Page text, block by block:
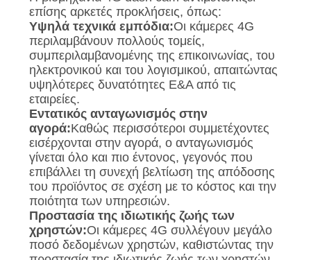
επίσης αρκετές προκλήσεις, όπως:
Υψηλά τεχνικά εμπόδια:Οι κάμερες 4G
περιλαμβάνουν πολλούς τομείς,
συμπεριλαμβανομένης της επικοινωνίας, του
ηλεκτρονικού και του λογισμικού, απαιτώντας
υψηλότερες δυνατότητες Ε&Α από τις
εταιρείες.
Εντατικός ανταγωνισμός στην
αγορά:Καθώς περισσότεροι συμμετέχοντες
εισέρχονται στην αγορά, ο ανταγωνισμός
γίνεται όλο και πιο έντονος, γεγονός που
επιβάλλει τη συνεχή βελτίωση της απόδοσης
του προϊόντος σε σχέση με το κόστος και την
ποιότητα των υπηρεσιών.
Προστασία της ιδιωτικής ζωής των
χρηστών:Οι κάμερες 4G συλλέγουν μεγάλο
ποσό δεδομένων χρηστών, καθιστώντας την